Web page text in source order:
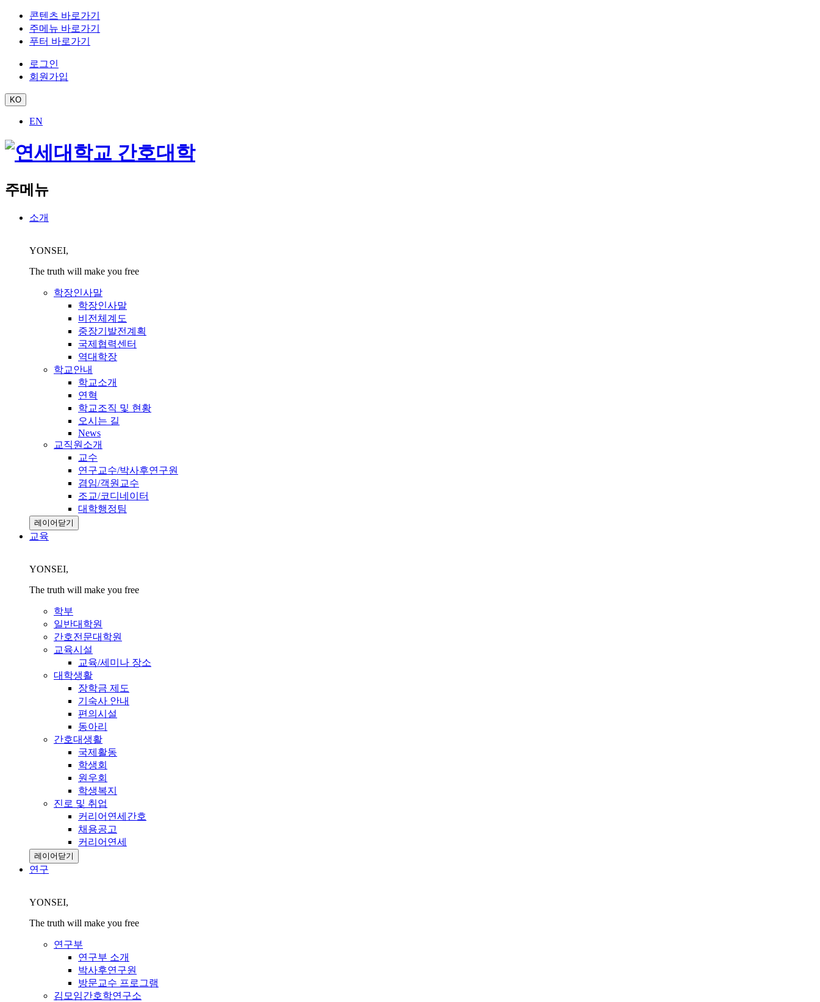
콘텐츠 바로가기
주메뉴 바로가기
푸터 바로가기
로그인
회원가입
KO
EN
주메뉴
소개
YONSEI,
The truth will make you free
학장인사말
학장인사말
비전체계도
중장기발전계획
국제협력센터
역대학장
학교안내
학교소개
연혁
학교조직 및 현황
오시는 길
News
교직원소개
교수
연구교수/박사후연구원
겸임/객원교수
조교/코디네이터
대학행정팀
레이어닫기
교육
YONSEI,
The truth will make you free
학부
일반대학원
간호전문대학원
교육시설
교육/세미나 장소
대학생활
장학금 제도
기숙사 안내
편의시설
동아리
간호대생활
국제활동
학생회
원우회
학생복지
진로 및 취업
커리어연세간호
채용공고
커리어연세
레이어닫기
연구
YONSEI,
The truth will make you free
연구부
연구부 소개
박사후연구원
방문교수 프로그램
김모임간호학연구소